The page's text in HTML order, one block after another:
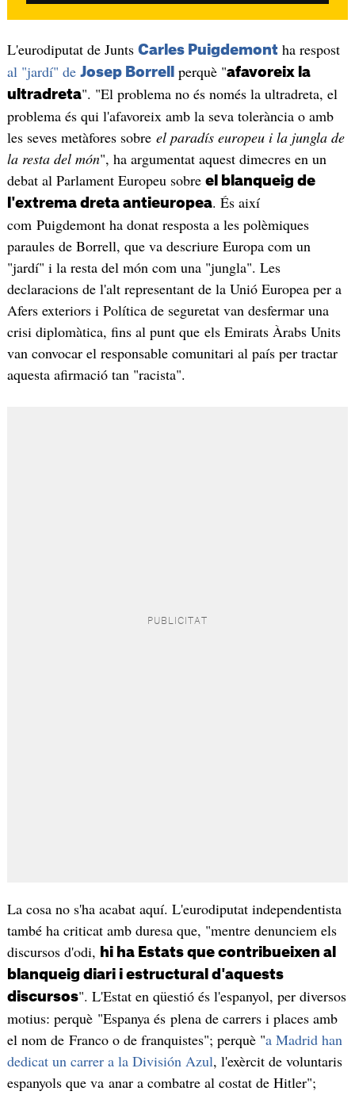
L'eurodiputat de Junts Carles Puigdemontha respost
al "jardí" de Josep Borrell perquè "afavoreix la
ultradreta". "El problema no és només la ultradreta, el
problema és qui l'afavoreix amb la seva tolerància o amb
les seves metàfores sobre el paradís europeu i la jungla de
la resta del món", ha argumentat aquest dimecres en un
debat al Parlament Europeu sobre el blanqueig de
l'extrema dreta antieuropea. És així
com Puigdemont ha donat resposta a les polèmiques
paraules de Borrell, que va descriure Europa com un
"jardí" i la resta del món com una "jungla". Les
declaracions de l'alt representant de la Unió Europea per a
Afers exteriors i Política de seguretat van desfermar una
crisi diplomàtica, fins al punt que els Emirats Àrabs Units
van convocar el responsable comunitari al país per tractar
aquesta afirmació tan "racista".
La cosa no s'ha acabat aquí. L'eurodiputat independentista
també ha criticat amb duresa que, "mentre denunciem els
discursos d'odi, hi ha Estats que contribueixen al
blanqueig diari i estructural d'aquests
discursos". L'Estat en qüestió és l'espanyol, per diversos
motius: perquè "Espanya és plena de carrers i places amb
el nom de Franco o de franquistes"; perquè "a Madrid han
dedicat un carrer a la División Azul, l'exèrcit de voluntaris
espanyols que va anar a combatre al costat de Hitler";